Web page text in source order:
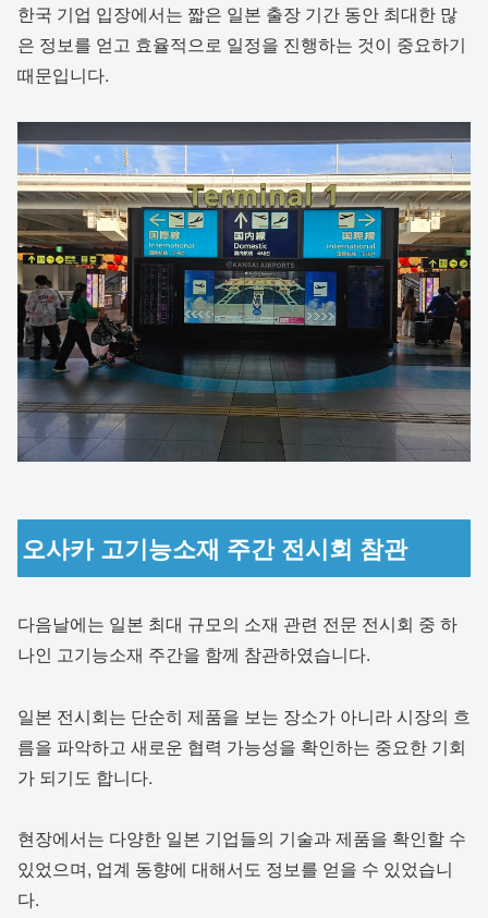
한국 기업 입장에서는 짧은 일본 출장 기간 동안 최대한 많
은 정보를 얻고 효율적으로 일정을 진행하는 것이 중요하기
때문입니다.
오사카 고기능소재 주간 전시회 참관
다음날에는 일본 최대 규모의 소재 관련 전문 전시회 중 하
나인 고기능소재 주간을 함께 참관하였습니다.
일본 전시회는 단순히 제품을 보는 장소가 아니라 시장의 흐
름을 파악하고 새로운 협력 가능성을 확인하는 중요한 기회
가 되기도 합니다.
현장에서는 다양한 일본 기업들의 기술과 제품을 확인할 수
있었으며, 업계 동향에 대해서도 정보를 얻을 수 있었습니
다.